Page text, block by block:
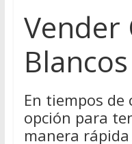
Vender
Blancos
En tiempos de
opción para
manera